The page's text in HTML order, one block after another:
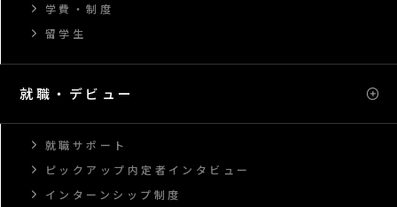
学費・制度
留学生
就職・デビュー
就職サポート
ピックアップ内定者インタビュー
インターンシップ制度